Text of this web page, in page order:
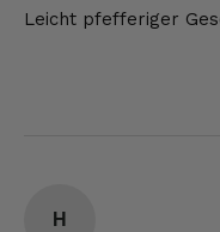
Leicht pfefferiger
H